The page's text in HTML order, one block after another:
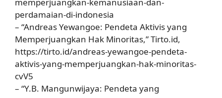
perdamaian-di-indonesia
– “Andreas Yewangoe: Pendeta Aktivis yang
Memperjuangkan Hak Minoritas,” Tirto.id,
https://tirto.id/andreas-yewangoe-pendeta-
aktivis-yang-memperjuangkan-hak-minoritas-
cvV5
– “Y.B. Mangunwijaya: Pendeta yang